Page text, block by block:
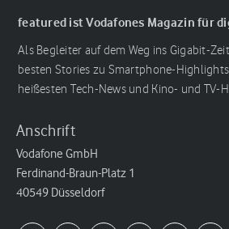
featured ist Vodafones Magazin für
Als Begleiter auf dem Weg ins Gigabit-
besten Stories zu Smartphone-
heißesten Tech-News und Kino- und TV-
Anschrift
Vodafone GmbH
Ferdinand-Braun-Platz 1
40549 Düsseldorf